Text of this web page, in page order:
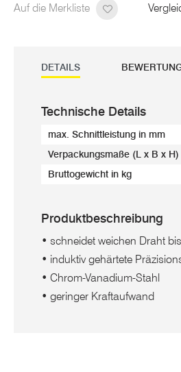
Auf die Merkliste
DETAILS
Technische Details
max. Schnittleistung in mm
Verpackungsmaße (L x B x
Bruttogewicht in kg
Produktbeschreibung
• schneidet weichen Draht
• induktiv gehärtete
• Chrom-Vanadium-Stahl
• geringer Kraftaufwand